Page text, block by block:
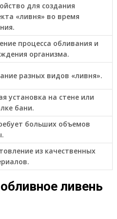
для создания
«ливня» во время
процесса обливания и
организма.
разных видов «ливня».
установка на стене или
бани.
больших объемов
из качественных
ливень